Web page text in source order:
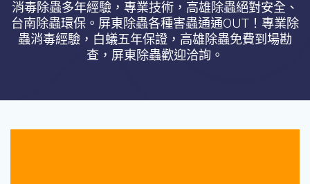
消毒除蟲多年經驗，專業技術，高雄除蟲絕對安全、
台南除蟲環保。屏東除蟲各種害蟲通通OUT！專業除
蟲消毒經驗，白蟻五年保證，高雄除蟲免費到場勘
查，屏東除蟲歡迎洽詢。